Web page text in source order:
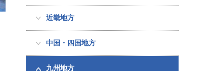
近畿地方
中国・四国地方
九州地方